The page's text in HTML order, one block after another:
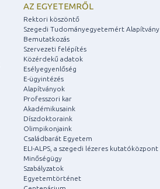
AZ EGYETEMRŐL
Rektori köszöntő
Szegedi Tudományegyetemért Alapítvány
Bemutatkozás
Szervezeti felépítés
Közérdekű adatok
Esélyegyenlőség
E-ügyintézés
Alapítványok
Professzori kar
Akadémikusaink
Díszdoktoraink
Olimpikonjaink
Családbarát Egyetem
ELI-ALPS, a szegedi lézeres kutatóközpont
Minőségügy
Szabályzatok
Egyetemtörténet